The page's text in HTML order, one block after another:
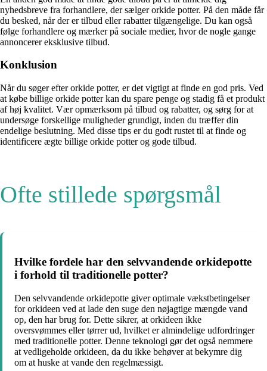
nyhedsbreve fra forhandlere, der sælger orkide potter. På den måde får
du besked, når der er tilbud eller rabatter tilgængelige. Du kan også
følge forhandlere og mærker på sociale medier, hvor de nogle gange
annoncerer eksklusive tilbud.
Konklusion
Når du søger efter orkide potter, er det vigtigt at finde en god pris. Ved
at købe billige orkide potter kan du spare penge og stadig få et produkt
af høj kvalitet. Vær opmærksom på tilbud og rabatter, og sørg for at
undersøge forskellige muligheder grundigt, inden du træffer din
endelige beslutning. Med disse tips er du godt rustet til at finde og
identificere ægte billige orkide potter og gode tilbud.
Ofte stillede spørgsmål
Hvilke fordele har den selvvandende orkidepotte
i forhold til traditionelle potter?
Den selvvandende orkidepotte giver optimale vækstbetingelser
for orkideen ved at lade den suge den nøjagtige mængde vand
op, den har brug for. Dette sikrer, at orkideen ikke
oversvømmes eller tørrer ud, hvilket er almindelige udfordringer
med traditionelle potter. Denne teknologi gør det også nemmere
at vedligeholde orkideen, da du ikke behøver at bekymre dig
om at huske at vande den regelmæssigt.